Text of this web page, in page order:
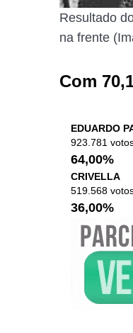
Resultado
na frente
Com
EDUARDO
923.781
64,00%
CRIVELLA
519.568
36,00%